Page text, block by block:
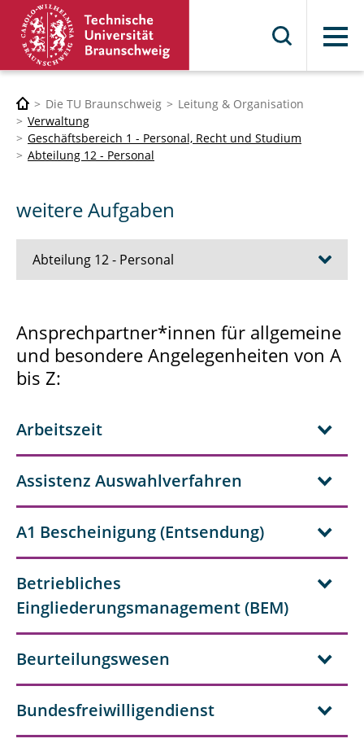
Menü
Die TU Braunschweig
Leitung & Organisation
Verwaltung
Geschäftsbereich 1 - Personal, Recht und Studium
Abteilung 12 - Personal
weitere Aufgaben
Abteilung 12 - Personal
Professor*innen und Beamt*innen
Lehrbeauftragte
studentische und wissenschaftliche
Auszubildende
Reisekosten
Krankensachbearbeitung
Service
Kontakt
Ansprechpartner*innen für allgemeine
und besondere Angelegenheiten von A
bis Z:
Arbeitszeit
Assistenz Auswahlverfahren
A1 Bescheinigung (Entsendung)
Betriebliches
Eingliederungsmanagement (BEM)
Beurteilungswesen
Bundesfreiwilligendienst